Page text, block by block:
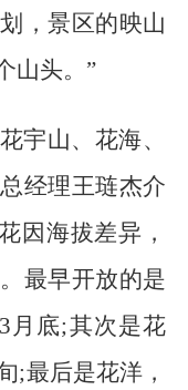
，景区的映山
山头。”
宇山、花海、
经理王琏杰介
因海拔差异，
最早开放的是
月底;其次是花
;最后是花洋，